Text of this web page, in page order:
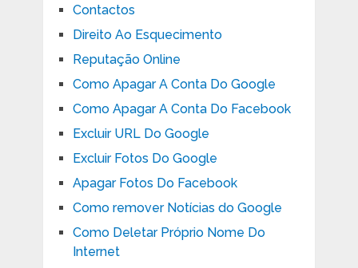
Contactos
Direito Ao Esquecimento
Reputação Online
Como Apagar A Conta Do Google
Como Apagar A Conta Do Facebook
Excluir URL Do Google
Excluir Fotos Do Google
Apagar Fotos Do Facebook
Como remover Notícias do Google
Como Deletar Próprio Nome Do
Internet